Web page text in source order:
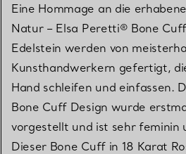
Eine Hommage an die
Natur – Elsa Peretti® Bone
Edelstein werden von
Kunsthandwerkern gefertigt,
Hand schleifen und einfassen.
Bone Cuff Design wurde
vorgestellt und ist sehr feminin
Dieser Bone Cuff in 18 Karat